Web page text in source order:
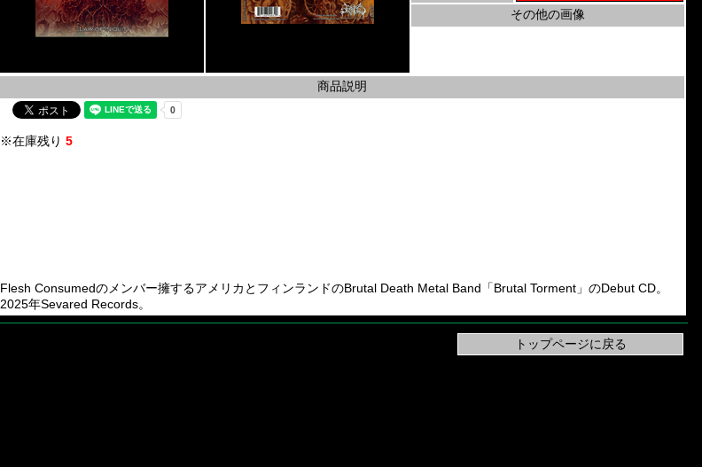
その他の画像
商品説明
※在庫残り 5
Flesh Consumedのメンバー擁するアメリカとフィンランドのBrutal Death Metal Band「Brutal Torment」のDebut CD。
2025年Sevared Records。